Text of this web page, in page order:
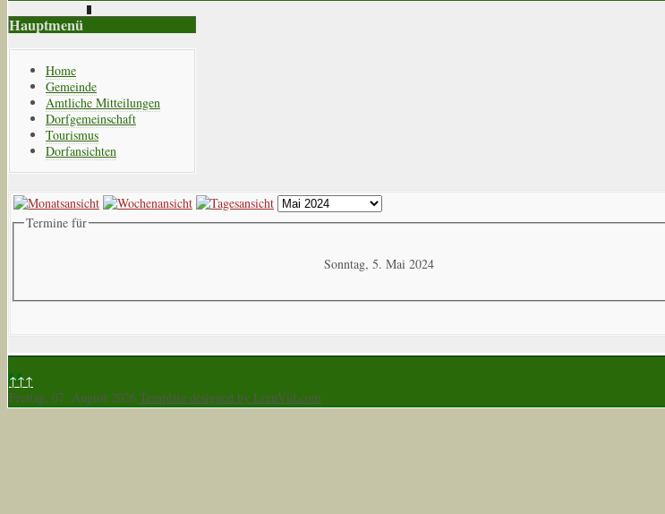
Hauptmenü
Home
Gemeinde
Amtliche Mitteilungen
Dorfgemeinschaft
Tourismus
Dorfansichten
Termine für
Sonntag, 5. Mai 2024
↑↑↑
Freitag, 07. August 2026 Template designed by LernVid.com